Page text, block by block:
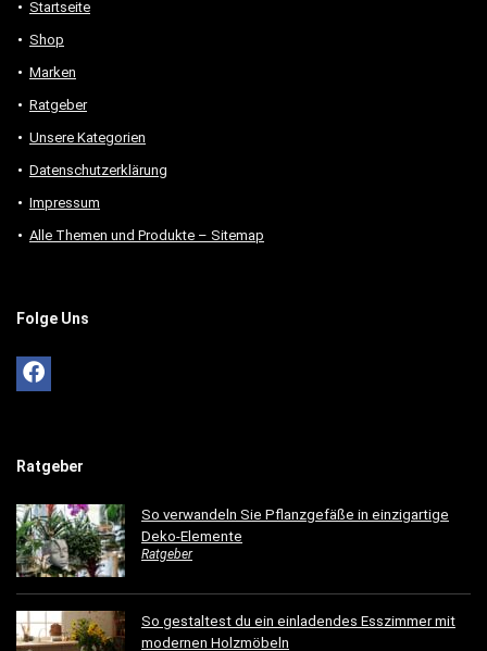
Startseite
Shop
Marken
Ratgeber
Unsere Kategorien
Datenschutzerklärung
Impressum
Alle Themen und Produkte – Sitemap
Folge Uns
Ratgeber
So verwandeln Sie Pflanzgefäße in einzigartige
Deko-Elemente
Ratgeber
So gestaltest du ein einladendes Esszimmer mit
modernen Holzmöbeln